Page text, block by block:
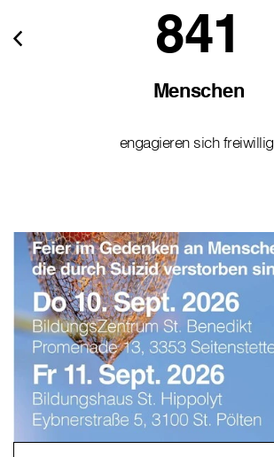
841
Menschen
engagieren sich freiwillig.